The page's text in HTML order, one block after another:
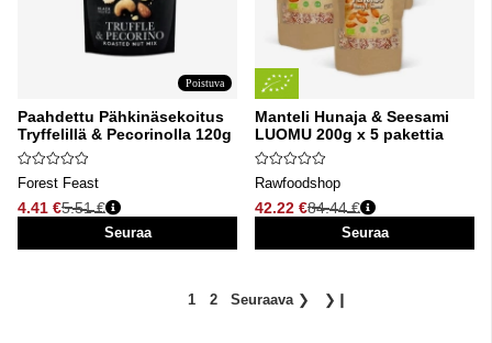
Poistuva
Paahdettu Pähkinäsekoitus
Tryffelillä & Pecorinolla 120g
Forest Feast
4.41 €
Normaali hinta
5.51 €
Seuraa
Manteli Hunaja & Seesami
LUOMU 200g x 5 pakettia
Rawfoodshop
42.22 €
Normaali hinta
84.44 €
Seuraa
1 2 Seuraava ❯ ❯❙